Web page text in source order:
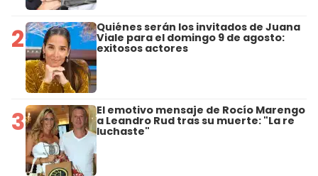
2 Quiénes serán los invitados de Juana
Viale para el domingo 9 de agosto:
exitosos actores
3 El emotivo mensaje de Rocío Marengo
a Leandro Rud tras su muerte: "La re
luchaste"